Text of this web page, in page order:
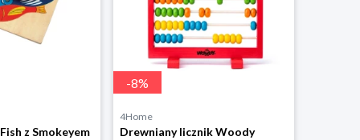
z Smokeyem
-8%
4Home
Drewniany licznik Woody